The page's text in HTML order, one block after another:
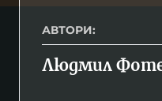
АВТОРИ:
Людмил